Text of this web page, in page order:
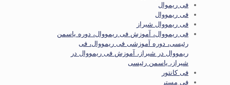
فی ریموال
فی ریمووال
فی ریمووال شیراز
فی ریمووال، آموزش فی ریمووال، دوره یاسمن
رئیسی، دوره آموزشی فی ریمووال، فی
ریمووال در شیراز، آموزش فی ریمووال در
شیراز، یاسمن رئیسی
فی کانتور
فی مستر